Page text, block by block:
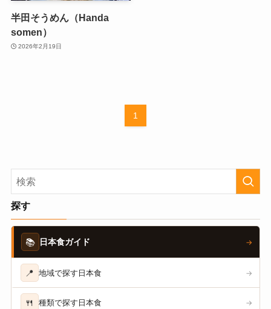
半田そうめん（Handa
somen）
2026年2月19日
1
探す
📚 日本食ガイド →
📍 地域で探す日本食 →
🍴 種類で探す日本食 →